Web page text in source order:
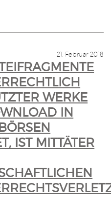
21. Februar 2018
WERKE
IN
IST MITTÄTER